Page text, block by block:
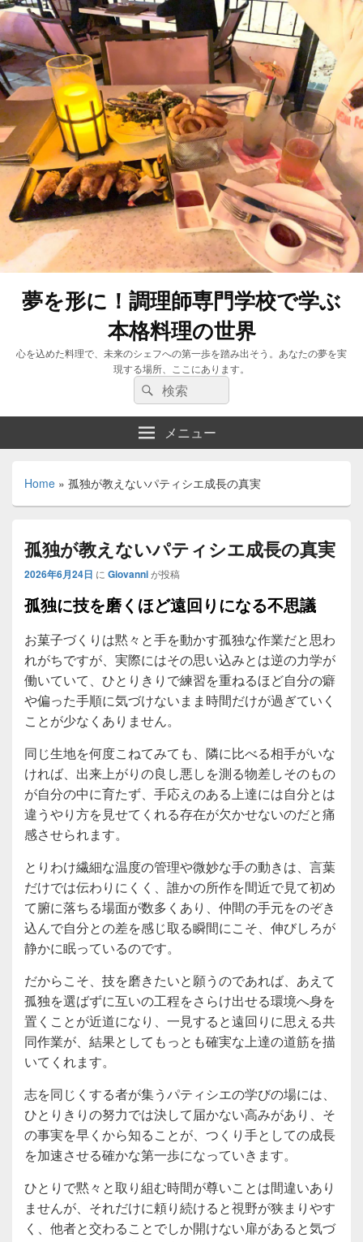
夢を形に！調理師専門学校で学ぶ
本格料理の世界
心を込めた料理で、未来のシェフへの第一歩を踏み出そう。あなたの夢を実
現する場所、ここにあります。
検
索:
検
索
メニュー
Home » 孤独が教えないパティシエ成長の真実
孤独が教えないパティシエ成長の真実
2026年6月24日 に Giovanniが投稿
孤独に技を磨くほど遠回りになる不思議
お菓子づくりは黙々と手を動かす孤独な作業だと思わ
れがちですが、実際にはその思い込みとは逆の力学が
働いていて、ひとりきりで練習を重ねるほど自分の癖
や偏った手順に気づけないまま時間だけが過ぎていく
ことが少なくありません。
同じ生地を何度こねてみても、隣に比べる相手がいな
ければ、出来上がりの良し悪しを測る物差しそのもの
が自分の中に育たず、手応えのある上達には自分とは
違うやり方を見せてくれる存在が欠かせないのだと痛
感させられます。
とりわけ繊細な温度の管理や微妙な手の動きは、言葉
だけでは伝わりにくく、誰かの所作を間近で見て初め
て腑に落ちる場面が数多くあり、仲間の手元をのぞき
込んで自分との差を感じ取る瞬間にこそ、伸びしろが
静かに眠っているのです。
だからこそ、技を磨きたいと願うのであれば、あえて
孤独を選ばずに互いの工程をさらけ出せる環境へ身を
置くことが近道になり、一見すると遠回りに思える共
同作業が、結果としてもっとも確実な上達の道筋を描
いてくれます。
志を同じくする者が集うパティシエの学びの場には、
ひとりきりの努力では決して届かない高みがあり、そ
の事実を早くから知ることが、つくり手としての成長
を加速させる確かな第一歩になっていきます。
ひとりで黙々と取り組む時間が尊いことは間違いあり
ませんが、それだけに頼り続けると視野が狭まりやす
く、他者と交わることでしか開けない扉があると気づ